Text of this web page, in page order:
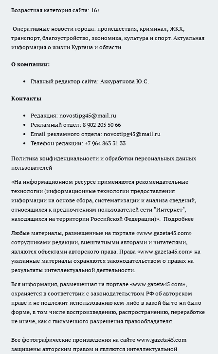
Возрастная категория сайта: 16+
Оперативные новости города: происшествия, криминал, ЖКХ,
транспорт, благоустройство, экономика, культура и спорт. Актуальная
информация о жизни Кургана и области.
О компании:
Главный редактор сайта: Аккуратнова Ю.С.
Контакты
Редакция: novostipg45@mail.ru
Рекламный отдел: 8 902 205 50 66
Email рекламного отдела: novostipg45@mail.ru
Телефон редакции: +7 964 863 31 33
Политика конфиденциальности и обработки персональных данных
пользователей
«На информационном ресурсе применяются рекомендательные
технологии (информационные технологии предоставления
информации на основе сбора, систематизации и анализа сведений,
относящихся к предпочтениям пользователей сети "Интернет",
находящихся на территории Российской Федерации)». Подробнее
Любые материалы, размещенные на портале «www.gazeta45.com»
сотрудниками редакции, внештатными авторами и читателями,
являются объектами авторского права. Права «www.gazeta45.com» на
указанные материалы охраняются законодательством о правах на
результаты интеллектуальной деятельности.
Вся информация, размещенная на портале «www.gazeta45.com»,
охраняется в соответствии с законодательством РФ об авторском
праве и не подлежит использованию кем-либо в какой бы то ни было
форме, в том числе воспроизведению, распространению, переработке
не иначе, как с письменного разрешения правообладателя.
Все фотографические произведения на сайте www.gazeta45.com
защищены авторским правом и являются интеллектуальной